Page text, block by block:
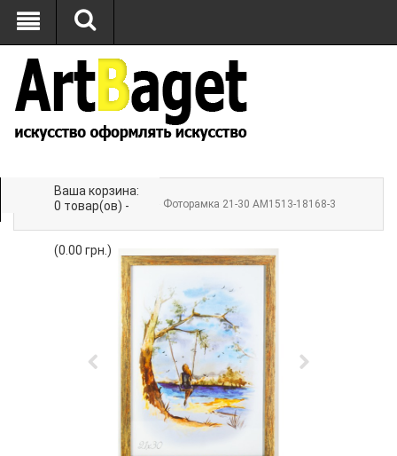
Ваша корзина:
0 товар(ов) -
(0.00 грн.)
Главная»ФОТОРАМКИ » Фоторамка 21-30 AM1513-18168-3